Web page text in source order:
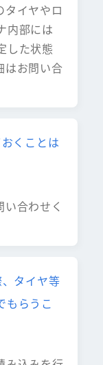
タイヤやロ
内部には
した状態
はお問い合
くことは
合わせく
タイヤ等
もらうこ